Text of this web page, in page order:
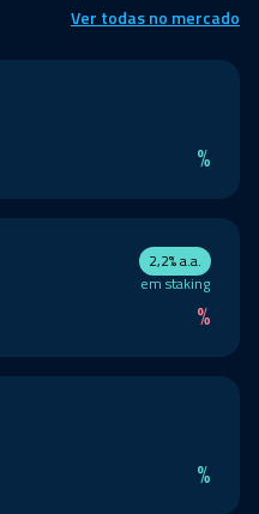
Ver todas no mercado
%
2,2% a.a.
em staking
%
%